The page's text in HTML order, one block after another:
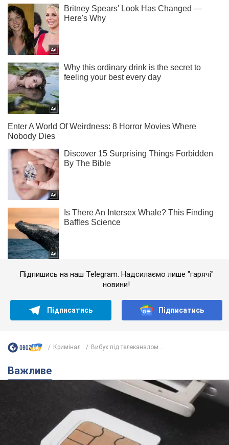
Підпишись на наш Telegram. Надсилаємо лише "гарячі"
новини!
Підписатись Підписатись
Кримінал Вибух під телеканалом...
Важливе